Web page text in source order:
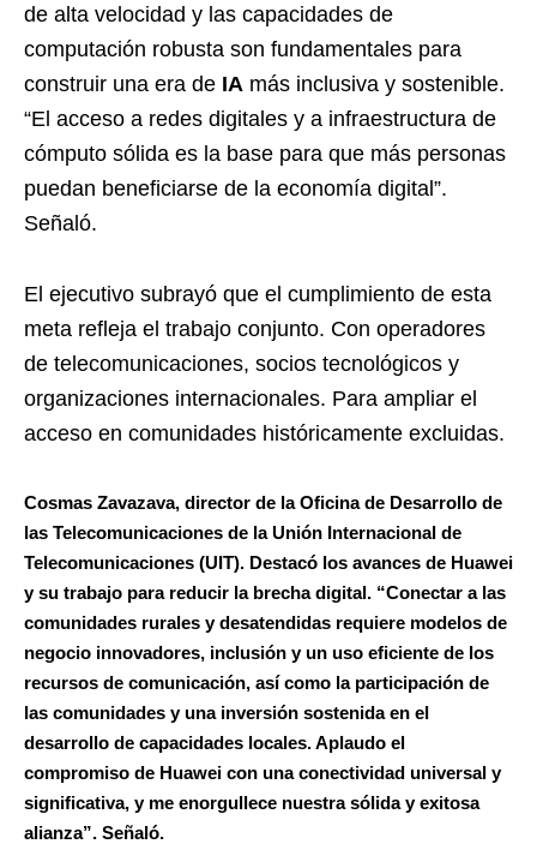
de alta velocidad y las capacidades de
computación robusta son fundamentales para
construir una era de IA más inclusiva y sostenible.
“El acceso a redes digitales y a infraestructura de
cómputo sólida es la base para que más personas
puedan beneficiarse de la economía digital”.
Señaló.
El ejecutivo subrayó que el cumplimiento de esta
meta refleja el trabajo conjunto. Con operadores
de telecomunicaciones, socios tecnológicos y
organizaciones internacionales. Para ampliar el
acceso en comunidades históricamente excluidas.
Cosmas Zavazava, director de la Oficina de Desarrollo de
las Telecomunicaciones de la Unión Internacional de
Telecomunicaciones (UIT). Destacó los avances de Huawei
y su trabajo para reducir la brecha digital. “Conectar a las
comunidades rurales y desatendidas requiere modelos de
negocio innovadores, inclusión y un uso eficiente de los
recursos de comunicación, así como la participación de
las comunidades y una inversión sostenida en el
desarrollo de capacidades locales. Aplaudo el
compromiso de Huawei con una conectividad universal y
significativa, y me enorgullece nuestra sólida y exitosa
alianza”. Señaló.